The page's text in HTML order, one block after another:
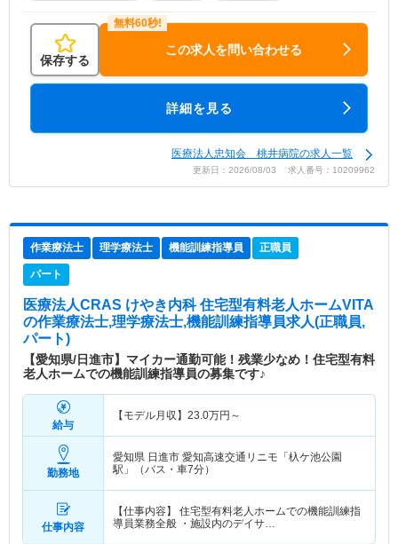
保存する
この求人を問い合わせる
詳細を見る
医療法人忠知会 桃井病院の求人一覧
更新日：2026/08/03 求人番号：10209962
作業療法士 理学療法士 機能訓練指導員 正職員
パート
医療法人CRAS けやき内科 住宅型有料老人ホームVITA
の作業療法士,理学療法士,機能訓練指導員求人(正職員,
パート)
【愛知県/日進市】マイカー通勤可能！残業少なめ！住宅型有料
老人ホームでの機能訓練指導員の募集です♪
給与
【モデル月収】 23.0万円～
勤務地
愛知県 日進市 愛知高速交通リニモ「杁ケ池公園
駅」（バス・車7分）
仕事内容
【仕事内容】 住宅型有料老人ホームでの機能訓練指
導員業務全般 ・施設内のデイサ…